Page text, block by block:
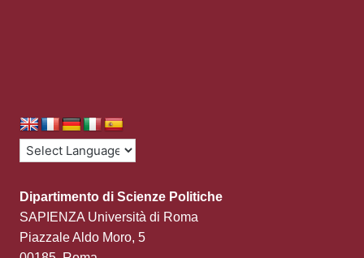
Dipartimento di Scienze Politiche
SAPIENZA Università di Roma
Piazzale Aldo Moro, 5